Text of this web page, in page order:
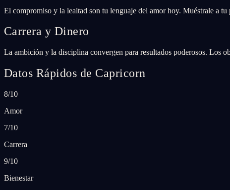
El compromiso y la lealtad son tu lenguaje del amor hoy. Muéstrale a
Carrera y Dinero
La ambición y la disciplina convergen para resultados poderosos. Los
Datos Rápidos de Capricorn
8/10
Amor
7/10
Carrera
9/10
Bienestar